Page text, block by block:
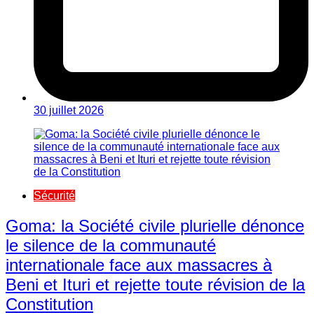
30 juillet 2026
Sécurité
Goma: la Société civile plurielle dénonce
le silence de la communauté
internationale face aux massacres à
Beni et Ituri et rejette toute révision de la
Constitution